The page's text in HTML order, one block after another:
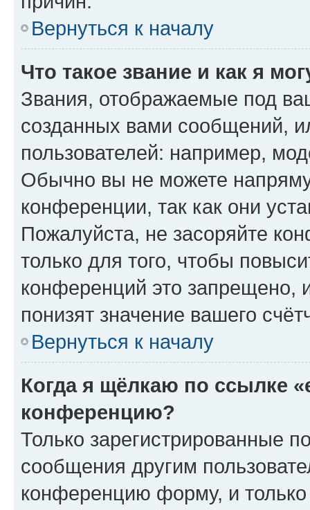
Вернуться к началу
Что такое звание и как я
Звания, отображаемые под
созданных вами сообщений,
пользователей: например,
Обычно вы не можете
конференции, так как они
Пожалуйста, не засоряйте
только для того, чтобы
конференций это запрещено,
понизят значение вашего
Вернуться к началу
Когда я щёлкаю по ссылке
конференцию?
Только зарегистрированные
сообщения другим
конференцию форму, и